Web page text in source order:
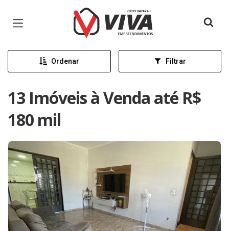
Página inicial
Ordenar Filtrar
13 Imóveis à Venda até R$
180 mil